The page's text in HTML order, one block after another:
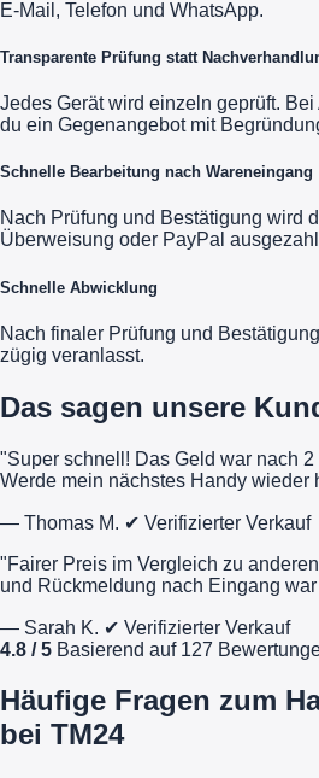
E-Mail, Telefon und WhatsApp.
Transparente Prüfung statt
Jedes Gerät wird einzeln geprüft.
du ein Gegenangebot mit
Schnelle Bearbeitung nach Wareneingang
Nach Prüfung und Bestätigung wird
Überweisung oder PayPal
Schnelle Abwicklung
Nach finaler Prüfung und
zügig veranlasst.
Das sagen unsere
"Super schnell! Das Geld war nach 2
Werde mein nächstes Handy wieder
— Thomas M. ✔ Verifizierter Verkauf
"Fairer Preis im Vergleich zu
und Rückmeldung nach Eingang
— Sarah K. ✔ Verifizierter Verkauf
4.8 / 5 Basierend auf 127
Häufige Fragen zum
bei TM24